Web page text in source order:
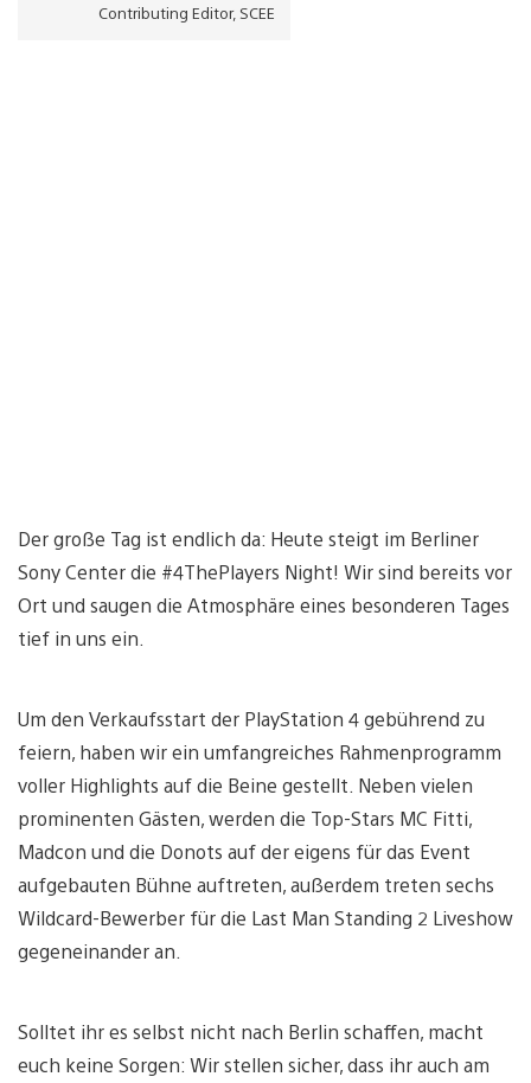
Contributing Editor, SCEE
Der große Tag ist endlich da: Heute steigt im Berliner
Sony Center die #4ThePlayers Night! Wir sind bereits vor
Ort und saugen die Atmosphäre eines besonderen Tages
tief in uns ein.
Um den Verkaufsstart der PlayStation 4 gebührend zu
feiern, haben wir ein umfangreiches Rahmenprogramm
voller Highlights auf die Beine gestellt. Neben vielen
prominenten Gästen, werden die Top-Stars MC Fitti,
Madcon und die Donots auf der eigens für das Event
aufgebauten Bühne auftreten, außerdem treten sechs
Wildcard-Bewerber für die Last Man Standing 2 Liveshow
gegeneinander an.
Solltet ihr es selbst nicht nach Berlin schaffen, macht
euch keine Sorgen: Wir stellen sicher, dass ihr auch am